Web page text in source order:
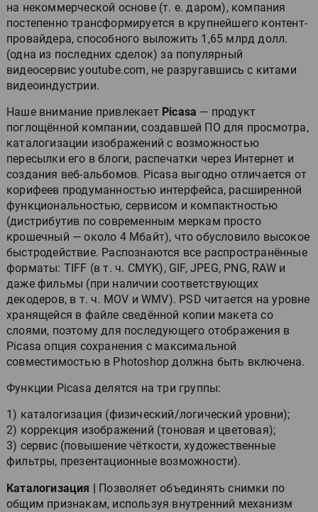
на некоммерческой основе (т. е. даром), компания
постепенно трансформируется в крупнейшего контент-
провайдера, способного выложить 1,65 млрд долл.
(одна из последних сделок) за популярный
видеосервис youtube.com, не разругавшись с китами
видеоиндустрии.
Наше внимание привлекает Picasa — продукт
поглощённой компании, создавшей ПО для просмотра,
каталогизации изображений с возможностью
пересылки его в блоги, распечатки через Интернет и
создания веб-альбомов. Picasa выгодно отличается от
корифеев продуманностью интерфейса, расширенной
функциональностью, сервисом и компактностью
(дистрибутив по современным меркам просто
крошечный — около 4 Мбайт), что обусловило высокое
быстродействие. Распознаются все распространённые
форматы: TIFF (в т. ч. CMYK), GIF, JPEG, PNG, RAW и
даже фильмы (при наличии соответствующих
декодеров, в т. ч. MOV и WMV). PSD читается на уровне
хранящейся в файле сведённой копии макета со
слоями, поэтому для последующего отображения в
Picasa опция сохранения с максимальной
совместимостью в Photoshop должна быть включена.
Функции Picasa делятся на три группы:
1) каталогизация (физический/логический уровни);
2) коррекция изображений (тоновая и цветовая);
3) сервис (повышение чёткости, художественные
фильтры, презентационные возможности).
Каталогизация | Позволяет объединять снимки по
общим признакам, используя внутренний механизм